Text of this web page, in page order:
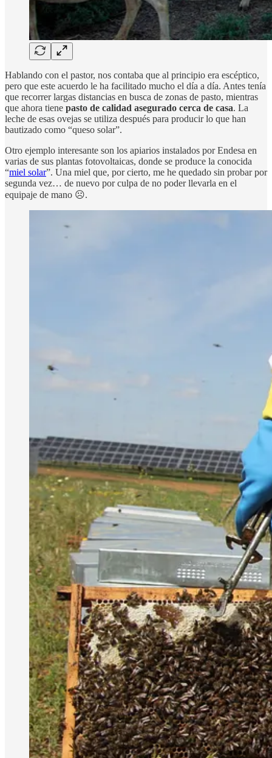
Hablando con el pastor, nos contaba que al principio era escéptico,
pero que este acuerdo le ha facilitado mucho el día a día. Antes tenía
que recorrer largas distancias en busca de zonas de pasto, mientras
que ahora tiene pasto de calidad asegurado cerca de casa. La
leche de esas ovejas se utiliza después para producir lo que han
bautizado como “queso solar”.
Otro ejemplo interesante son los apiarios instalados por Endesa en
varias de sus plantas fotovoltaicas, donde se produce la conocida
“miel solar”. Una miel que, por cierto, me he quedado sin probar por
segunda vez… de nuevo por culpa de no poder llevarla en el
equipaje de mano ☹️.